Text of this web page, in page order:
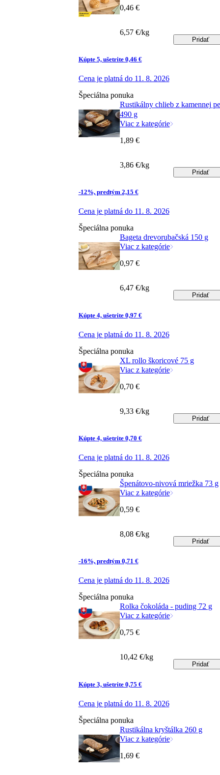
Kúpte 5, ušetrite 0,46 €
Cena je platná do 11. 8. 2026
0,46 €
6,57 €/kg
Pridať
Špeciálna ponuka
Rustikálny chlieb z kamennej
490 g
Viac z kategórie
-12%, predtým 2,15 €
Cena je platná do 11. 8. 2026
1,89 €
3,86 €/kg
Pridať
Špeciálna ponuka
Bageta drevorubačská 150 g
Viac z kategórie
Kúpte 4, ušetrite 0,97 €
Cena je platná do 11. 8. 2026
0,97 €
6,47 €/kg
Pridať
Špeciálna ponuka
XL rollo škoricové 75 g
Viac z kategórie
Kúpte 4, ušetrite 0,70 €
Cena je platná do 11. 8. 2026
0,70 €
9,33 €/kg
Pridať
Špeciálna ponuka
Špenátovo-nivová mriežka 73 g
Viac z kategórie
-16%, predtým 0,71 €
Cena je platná do 11. 8. 2026
0,59 €
8,08 €/kg
Pridať
Špeciálna ponuka
Rolka čokoláda - puding 72 g
Viac z kategórie
Kúpte 3, ušetrite 0,75 €
Cena je platná do 11. 8. 2026
0,75 €
10,42 €/kg
Pridať
Špeciálna ponuka
Rustikálna kryštálka 260 g
Viac z kategórie
1,69 €